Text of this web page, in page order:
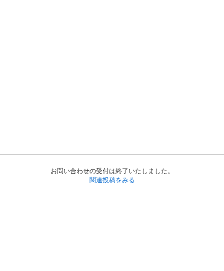
お問い合わせの受付は終了いたしました。
関連投稿をみる